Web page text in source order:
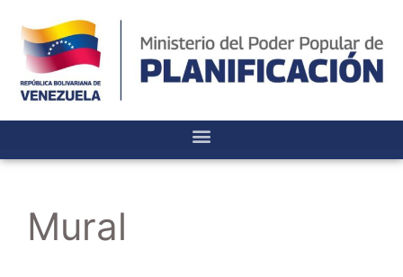
Mural